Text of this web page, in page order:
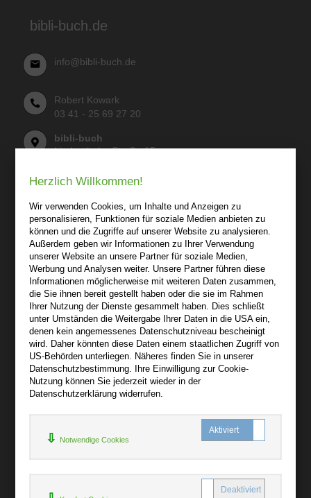
bibli-buch.de
info@bibli-buch.de
Robert Kowark
03 41 - 25 69 27 20
bibli-buch
Lindenthaler Straße 15
Wir sind gerne für Sie persönlich da.
Über bibli-buch.de
+
AGB
Impressum
Widerruf
Datenschutz
Hilfe
+
Herzlich Willkommen!
Wir verwenden Cookies, um Inhalte und Anzeigen zu
personalisieren, Funktionen für soziale Medien anbieten zu
können und die Zugriffe auf unserer Website zu analysieren.
Außerdem geben wir Informationen zu Ihrer Verwendung
unserer Website an unsere Partner für soziale Medien,
Werbung und Analysen weiter. Unsere Partner führen diese
Informationen möglicherweise mit weiteren Daten zusammen,
die Sie ihnen bereit gestellt haben oder die sie im Rahmen
Ihrer Nutzung der Dienste gesammelt haben. Dies schließt
unter Umständen die Weitergabe Ihrer Daten in die USA ein,
denen kein angemessenes Datenschutzniveau bescheinigt
wird. Daher könnten diese Daten einem staatlichen Zugriff von
US-Behörden unterliegen. Näheres finden Sie in unserer
Datenschutzbestimmung. Ihre Einwilligung zur Cookie-
Nutzung können Sie jederzeit wieder in der
Datenschutzerklärung widerrufen.
Notwendige Cookies